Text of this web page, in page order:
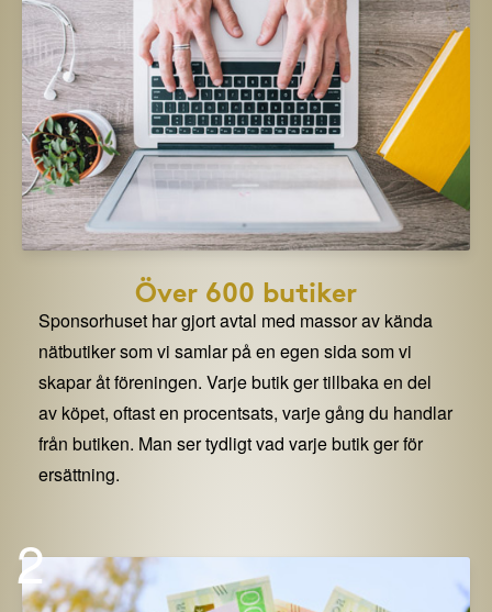
Över 600 butiker
Sponsorhuset har gjort avtal med massor av kända
nätbutiker som vi samlar på en egen sida som vi
skapar åt föreningen. Varje butik ger tillbaka en del
av köpet, oftast en procentsats, varje gång du handlar
från butiken. Man ser tydligt vad varje butik ger för
ersättning.
2